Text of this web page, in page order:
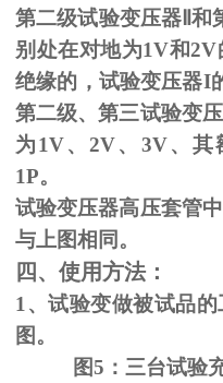
第二级试验变压器Ⅱ和
别处在对地为1V和
绝缘的，试验变压器I
第二级、第三试验变
为1V、2V、3V、其
1P。
试验变压器高压套管
与上图相同。
四、使用方法：
1、试验变做被试品
图。
图5：三台试验